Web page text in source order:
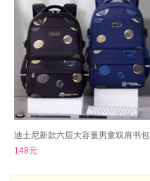
迪士尼新款六层大容量男童双肩书包
148元